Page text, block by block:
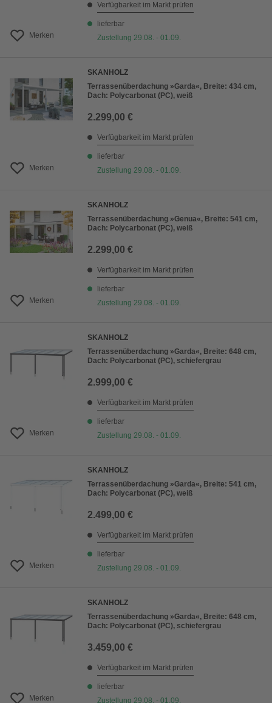
Merken
Verfügbarkeit im Markt prüfen
lieferbar
Zustellung 29.08. - 01.09.
Merken
SKANHOLZ
Terrassenüberdachung »Garda«, Breite: 434 cm,
Dach: Polycarbonat (PC), weiß
2.299,00 €
Verfügbarkeit im Markt prüfen
lieferbar
Zustellung 29.08. - 01.09.
Merken
SKANHOLZ
Terrassenüberdachung »Genua«, Breite: 541 cm,
Dach: Polycarbonat (PC), weiß
2.299,00 €
Verfügbarkeit im Markt prüfen
lieferbar
Zustellung 29.08. - 01.09.
Merken
SKANHOLZ
Terrassenüberdachung »Garda«, Breite: 648 cm,
Dach: Polycarbonat (PC), schiefergrau
2.999,00 €
Verfügbarkeit im Markt prüfen
lieferbar
Zustellung 29.08. - 01.09.
Merken
SKANHOLZ
Terrassenüberdachung »Garda«, Breite: 541 cm,
Dach: Polycarbonat (PC), weiß
2.499,00 €
Verfügbarkeit im Markt prüfen
lieferbar
Zustellung 29.08. - 01.09.
Merken
SKANHOLZ
Terrassenüberdachung »Garda«, Breite: 648 cm,
Dach: Polycarbonat (PC), schiefergrau
3.459,00 €
Verfügbarkeit im Markt prüfen
lieferbar
Zustellung 29.08. - 01.09.